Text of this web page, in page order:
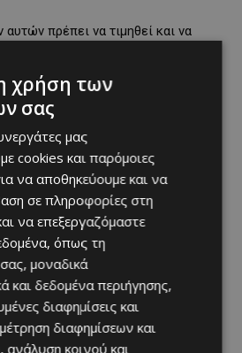
πρέπει να τιμηθεί και να
Χριστοφόρου, αφού διάβασε την
πρέπει να κάνουμε κάτι την
Φυματίωσης που είναι η 24η
Διευθυντή του Νοσοκομείου
Λεμέσιο, στον οποίο είπα ότι
για αυτούς τους
στους τάφους τους και να το
με το Κοινοτικό
και την εκκλησία του χωριού.. μου
και προγραμματίσει για τον
της πανδημίας δεν έγινε..
Συμβούλιο Κυπερούντας
μίλησε επίσης με
Αμιάντου και καθαρίστηκε από τα
χρήση των
σας
μας
cookies και παρόμοιες
να αποθηκεύουμε και να
σε πληροφορίες στη
να επεξεργαζόμαστε
όπως τη
μοναδικά
και δεδομένα περιήγησης,
διαφημίσεις και
διαφημίσεων και
ανάλυση κοινού και